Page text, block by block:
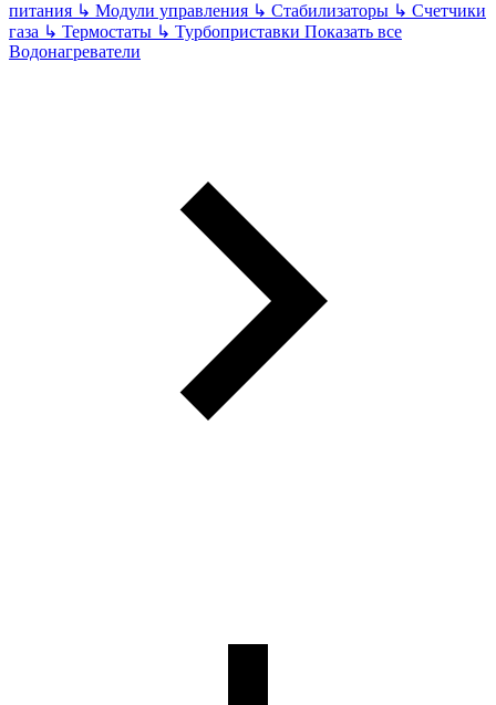
питания ↳ Модули управления ↳ Стабилизаторы ↳ Счетчики
газа ↳ Термостаты ↳ Турбоприставки Показать все
Водонагреватели